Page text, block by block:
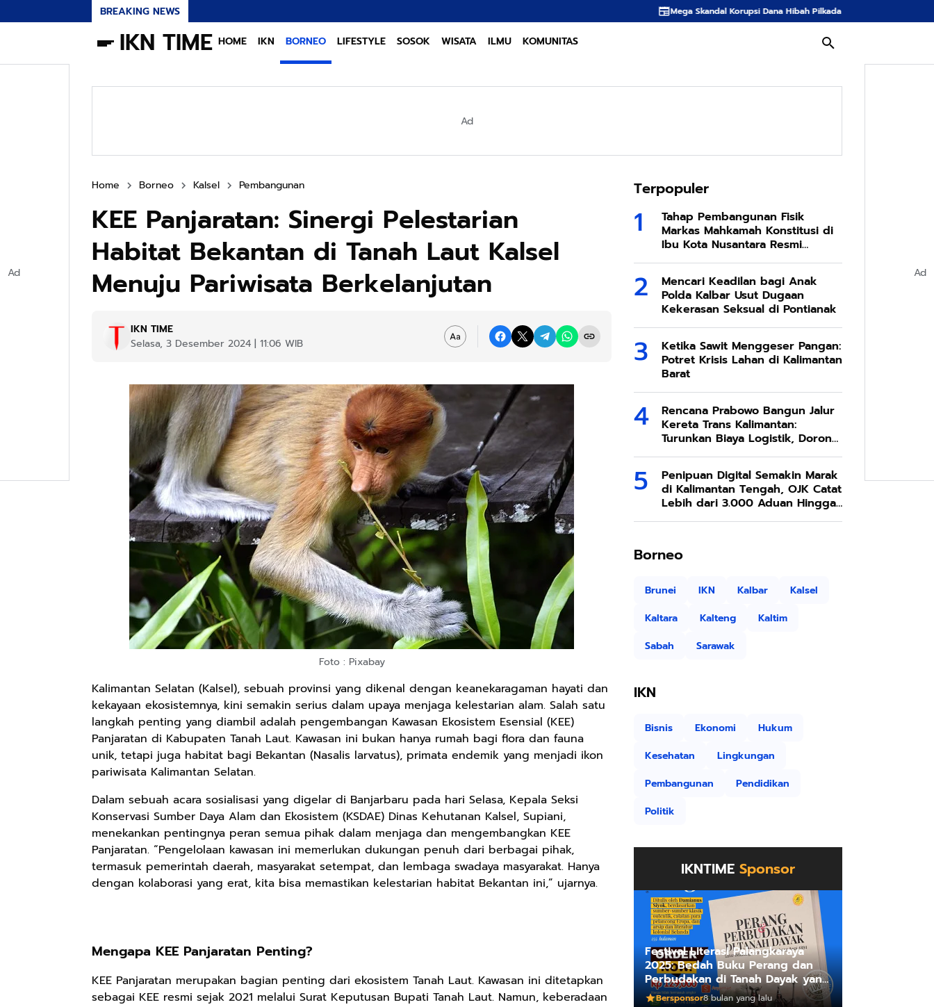
BREAKING NEWS Mega Skandal Korupsi Dana Hibah Pilkada Seret Lima Komisioner KPU Kotawaringin
IKN TIME HOME IKN BORNEO LIFESTYLE SOSOK WISATA ILMU KOMUNITAS
Ad
Home Borneo Kalsel Pembangunan
KEE Panjaratan: Sinergi Pelestarian
Habitat Bekantan di Tanah Laut Kalsel
Menuju Pariwisata Berkelanjutan
IKN TIME
Selasa, 3 Desember 2024 | 11:06 WIB
Foto : Pixabay
Kalimantan Selatan (Kalsel), sebuah provinsi yang dikenal dengan keanekaragaman hayati dan
kekayaan ekosistemnya, kini semakin serius dalam upaya menjaga kelestarian alam. Salah satu
langkah penting yang diambil adalah pengembangan Kawasan Ekosistem Esensial (KEE)
Panjaratan di Kabupaten Tanah Laut. Kawasan ini bukan hanya rumah bagi flora dan fauna
unik, tetapi juga habitat bagi Bekantan (Nasalis larvatus), primata endemik yang menjadi ikon
pariwisata Kalimantan Selatan.
Dalam sebuah acara sosialisasi yang digelar di Banjarbaru pada hari Selasa, Kepala Seksi
Konservasi Sumber Daya Alam dan Ekosistem (KSDAE) Dinas Kehutanan Kalsel, Supiani,
menekankan pentingnya peran semua pihak dalam menjaga dan mengembangkan KEE
Panjaratan. “Pengelolaan kawasan ini memerlukan dukungan penuh dari berbagai pihak,
termasuk pemerintah daerah, masyarakat setempat, dan lembaga swadaya masyarakat. Hanya
dengan kolaborasi yang erat, kita bisa memastikan kelestarian habitat Bekantan ini,” ujarnya.
Mengapa KEE Panjaratan Penting?
KEE Panjaratan merupakan bagian penting dari ekosistem Tanah Laut. Kawasan ini ditetapkan
sebagai KEE resmi sejak 2021 melalui Surat Keputusan Bupati Tanah Laut. Namun, keberadaan
Terpopuler
Tahap Pembangunan Fisik
Markas Mahkamah Konstitusi di
Ibu Kota Nusantara Resmi
Dimulai
Mencari Keadilan bagi Anak
Polda Kalbar Usut Dugaan
Kekerasan Seksual di Pontianak
Ketika Sawit Menggeser Pangan:
Potret Krisis Lahan di Kalimantan
Barat
Rencana Prabowo Bangun Jalur
Kereta Trans Kalimantan:
Turunkan Biaya Logistik, Dorong
Ekonomi SDA Melimpah
Penipuan Digital Semakin Marak
di Kalimantan Tengah, OJK Catat
Lebih dari 3.000 Aduan Hingga
Awal 2026
Borneo
Brunei IKN Kalbar
Kalsel
Kaltara
Kalteng
Kaltim
Sabah
Sarawak
IKN
Bisnis Ekonomi
Hukum
Kesehatan
Lingkungan
Pembangunan
Pendidikan
Politik
IKNTIME Sponsor
Festival Literasi Palangkaraya
2025: Bedah Buku Perang dan
Perbudakan di Tanah Dayak yang
Mengungkap Kebenaran Fakta
Bersponsor8 bulan yang lalu
Ad Ad